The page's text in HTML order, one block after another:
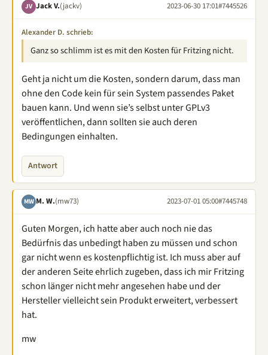
JV Jack V.(jackv) 2023-06-30 17:01#7445526
Alexander D. schrieb:
Ganz so schlimm ist es mit den Kosten für Fritzing nicht.
Geht ja nicht um die Kosten, sondern darum, dass man
ohne den Code kein für sein System passendes Paket
bauen kann. Und wenn sie’s selbst unter GPLv3
veröffentlichen, dann sollten sie auch deren
Bedingungen einhalten.
Antwort
MW M. W.(mw73) 2023-07-01 05:00#7445748
Guten Morgen, ich hatte aber auch noch nie das
Bedürfnis das unbedingt haben zu müssen und schon
gar nicht wenn es kostenpflichtig ist. Ich muss aber auf
der anderen Seite ehrlich zugeben, dass ich mir Fritzing
schon länger nicht mehr angesehen habe und der
Hersteller vielleicht sein Produkt erweitert, verbessert
hat.
mw